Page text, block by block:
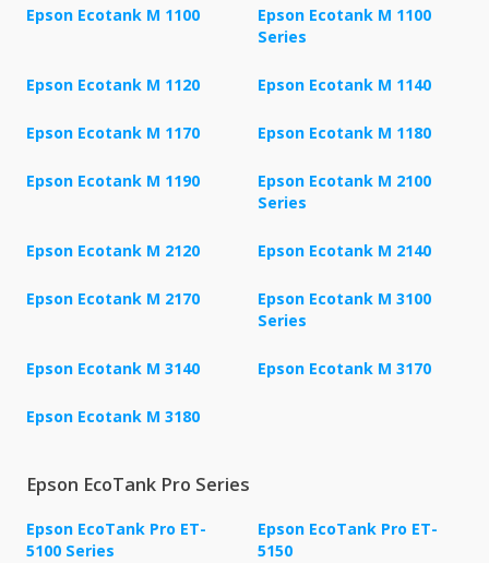
Epson Ecotank M 1100
Epson Ecotank M 1100
Series
Epson Ecotank M 1120 Epson Ecotank M 1140
Epson Ecotank M 1170 Epson Ecotank M 1180
Epson Ecotank M 1190
Epson Ecotank M 2100
Series
Epson Ecotank M 2120 Epson Ecotank M 2140
Epson Ecotank M 2170
Epson Ecotank M 3100
Series
Epson Ecotank M 3140 Epson Ecotank M 3170
Epson Ecotank M 3180
Epson EcoTank Pro Series
Epson EcoTank Pro ET-
5100 Series
Epson EcoTank Pro ET-
5150